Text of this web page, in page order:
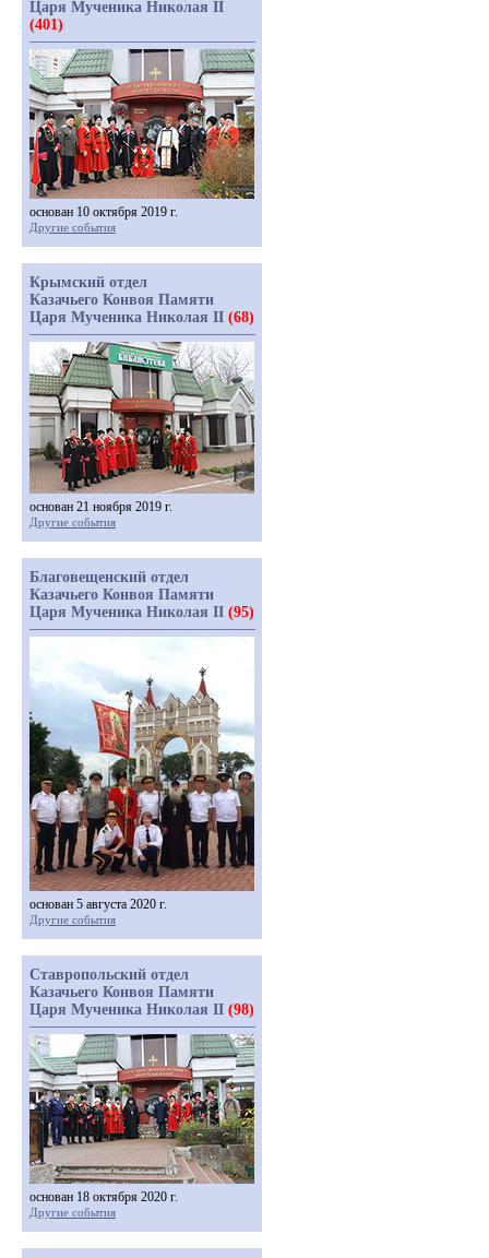
Царя Мученика Николая II
(401)
основан 10 октября 2019 г.
Другие события
Крымский отдел
Казачьего Конвоя Памяти
Царя Мученика Николая II (68)
основан 21 ноября 2019 г.
Другие события
Благовещенский отдел
Казачьего Конвоя Памяти
Царя Мученика Николая II (95)
основан 5 августа 2020 г.
Другие события
Ставропольский отдел
Казачьего Конвоя Памяти
Царя Мученика Николая II (98)
основан 18 октября 2020 г.
Другие события